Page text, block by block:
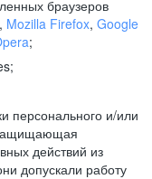
браузеров
, Mozilla Firefox, Google
;
персонального и/или
действий из
допускали работу